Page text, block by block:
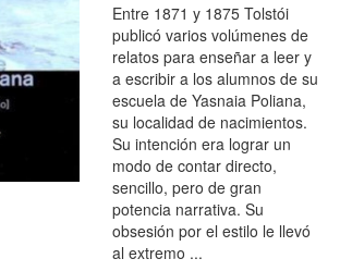
Entre 1871 y 1875 Tolstói
publicó varios volúmenes de
relatos para enseñar a leer y
a escribir a los alumnos de su
escuela de Yasnaia Poliana,
su localidad de nacimientos.
Su intención era lograr un
modo de contar directo,
sencillo, pero de gran
potencia narrativa. Su
obsesión por el estilo le llevó
al extremo ...